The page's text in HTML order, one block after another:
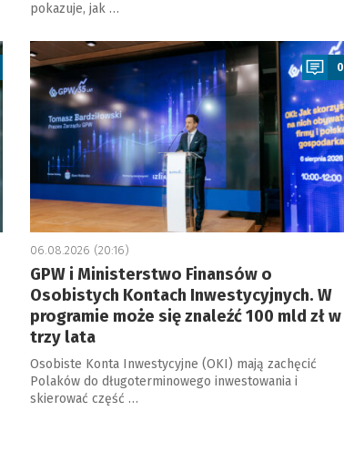
pokazuje, jak …
a
0
06.08.2026 (20:16)
GPW i Ministerstwo Finansów o
Osobistych Kontach Inwestycyjnych. W
programie może się znaleźć 100 mld zł w
trzy lata
Osobiste Konta Inwestycyjne (OKI) mają zachęcić
Polaków do długoterminowego inwestowania i
skierować część …